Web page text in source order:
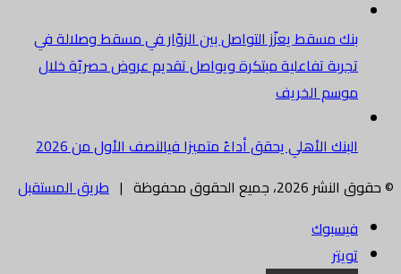
بنك مسقط يعزّز التواصل بين الزوّار في مسقط وصلالة في
تجربة تفاعلية مبتكرة ويواصل تقديم عروض حصريّة خلال
موسم الخريف
البنك الأهلي يحقق أداءً متميزا فيالنصف الأول من 2026
© حقوق النشر 2026، جميع الحقوق محفوظة |
طريق المستقبل
فيسبوك
تويتر